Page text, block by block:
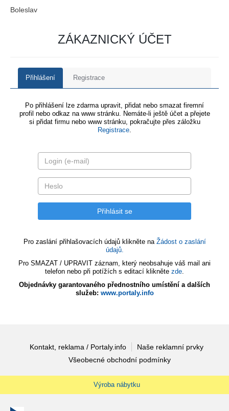
Boleslav
ZÁKAZNICKÝ ÚČET
Přihlášení Registrace
Po přihlášení lze zdarma upravit, přidat nebo smazat firemní
profil nebo odkaz na www stránku. Nemáte-li ještě účet a přejete
si přidat firmu nebo www stránku, pokračujte přes záložku
Registrace.
Pro zaslání přihlašovacích údajů klikněte na Žádost o zaslání
údajů.
Pro SMAZAT / UPRAVIT záznam, který neobsahuje váš mail ani
telefon nebo při potížích s editací klikněte zde.
Objednávky garantovaného přednostního umístění a dalších
služeb: www.portaly.info
Kontakt, reklama / Portaly.info
Naše reklamní prvky
Všeobecné obchodní podmínky
Výroba nábytku